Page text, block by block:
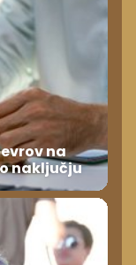
na
naključju